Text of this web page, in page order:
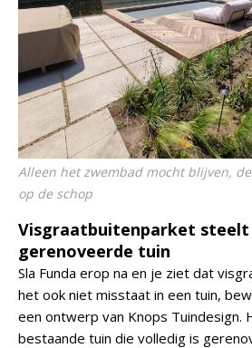
Alleen het zwembad mocht blijven,
op de schop
Visgraatbuitenparket steelt
gerenoveerde tuin
Sla Funda erop na en je ziet dat
het ook niet misstaat in een tuin,
een ontwerp van Knops Tuindesign.
bestaande tuin die volledig is